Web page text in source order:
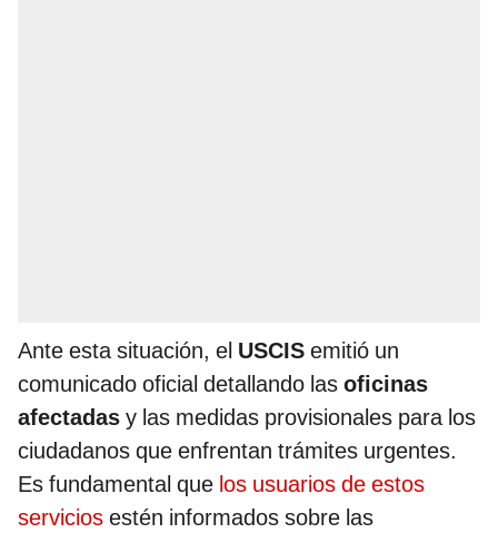
Ante esta situación, el USCIS emitió un
comunicado oficial detallando las oficinas
afectadas y las medidas provisionales para los
ciudadanos que enfrentan trámites urgentes.
Es fundamental que los usuarios de estos
servicios estén informados sobre las